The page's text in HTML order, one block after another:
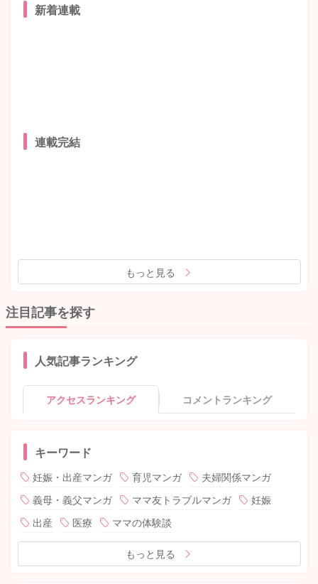
新着連載
連載完結
もっと見る
注目記事を探す
人気記事ランキング
アクセスランキング コメントランキング
キーワード
妊娠・出産マンガ 育児マンガ
夫婦関係マンガ
義母・義父マンガ
ママ友トラブルマンガ
妊娠
出産
医療 ママの体験談
もっと見る